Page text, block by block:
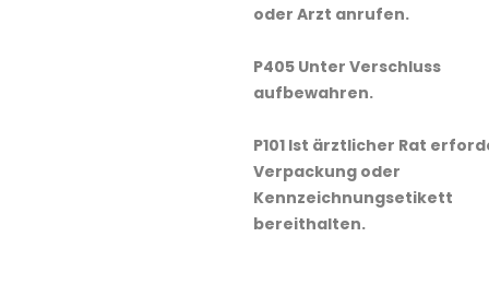
oder Arzt anrufen.
P405 Unter Verschluss
aufbewahren.
P101 Ist ärztlicher Rat
Verpackung oder
Kennzeichnungsetikett
bereithalten.